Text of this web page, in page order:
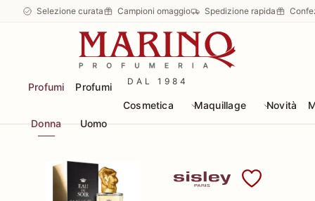
Selezione curata Campioni omaggio Spedizione rapida
DAL 1984
Profumi
Donna
Profumi
Uomo
Cosmetica Maquillage Novità
Scopri i prodotti Sisley